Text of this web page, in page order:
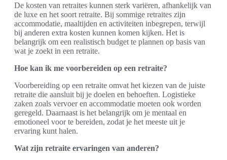
De kosten van retraites kunnen sterk variëren, afhankelijk van
de luxe en het soort retraite. Bij sommige retraites zijn
accommodatie, maaltijden en activiteiten inbegrepen, terwijl
bij anderen extra kosten kunnen komen kijken. Het is
belangrijk om een realistisch budget te plannen op basis van
wat je zoekt in een retraite.
Hoe kan ik me voorbereiden op een retraite?
Voorbereiding op een retraite omvat het kiezen van de juiste
retraite die aansluit bij je doelen en behoeften. Logistieke
zaken zoals vervoer en accommodatie moeten ook worden
geregeld. Daarnaast is het belangrijk om je mentaal en
emotioneel voor te bereiden, zodat je het meeste uit je
ervaring kunt halen.
Wat zijn retraite ervaringen van anderen?